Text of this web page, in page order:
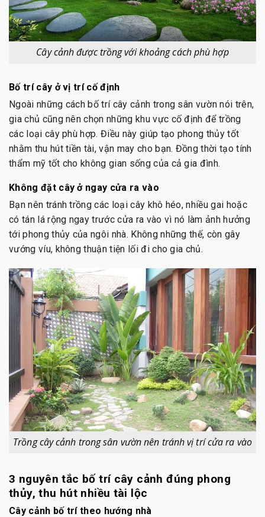
Cây cảnh được trồng với khoảng cách phù hợp
Bố trí cây ở vị trí cố định
Ngoài những cách bố trí cây cảnh trong sân vườn nói trên,
gia chủ cũng nên chọn những khu vực cố định để trồng
các loại cây phù hợp. Điều này giúp tạo phong thủy tốt
nhằm thu hút tiền tài, vận may cho bạn. Đồng thời tạo tính
thẩm mỹ tốt cho không gian sống của cả gia đình.
Không đặt cây ở ngay cửa ra vào
Bạn nên tránh trồng các loại cây khô héo, nhiều gai hoặc
có tán lá rộng ngay trước cửa ra vào vì nó làm ảnh hưởng
tới phong thủy của ngôi nhà. Không những thế, còn gây
vướng víu, không thuận tiện lối đi cho gia chủ.
Trồng cây cảnh trong sân vườn nên tránh vị trí cửa ra vào
3 nguyên tắc bố trí cây cảnh đúng phong
thủy, thu hút nhiều tài lộc
Cây cảnh bố trí theo hướng nhà